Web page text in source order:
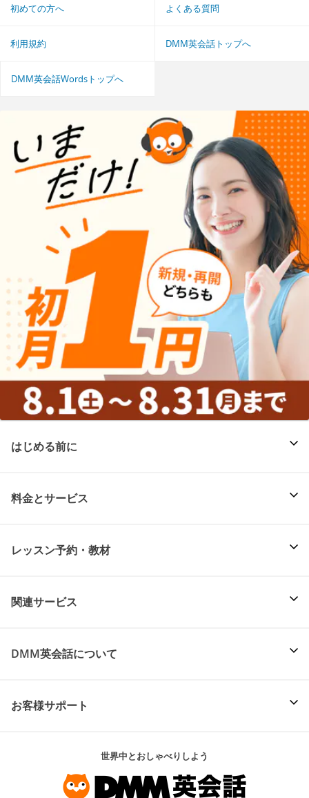
初めての方へ よくある質問
利用規約 DMM英会話トップへ
DMM英会話Wordsトップへ
はじめる前に
料金とサービス
レッスン予約・教材
関連サービス
DMM英会話について
お客様サポート
世界中とおしゃべりしよう